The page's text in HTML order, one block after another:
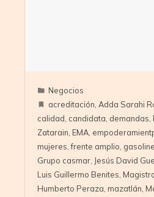
Negocios
acreditación, Adda Sarahi
calidad, candidata, demandas,
Zatarain, EMA,
mujeres,frente amplio,
Grupo casmar, Jesús David
Luis Guillermo Benites,
Humberto Peraza, mazatlán,